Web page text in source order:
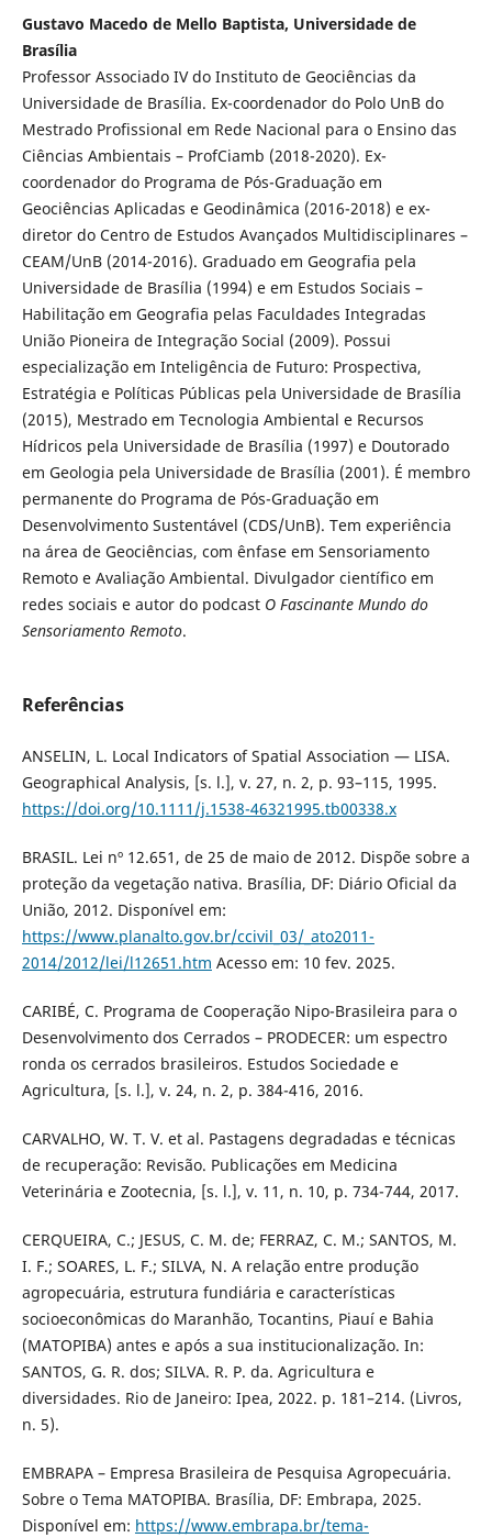
Gustavo Macedo de Mello Baptista, Universidade de
Brasília
Professor Associado IV do Instituto de Geociências da
Universidade de Brasília. Ex-coordenador do Polo UnB do
Mestrado Profissional em Rede Nacional para o Ensino das
Ciências Ambientais – ProfCiamb (2018-2020). Ex-
coordenador do Programa de Pós-Graduação em
Geociências Aplicadas e Geodinâmica (2016-2018) e ex-
diretor do Centro de Estudos Avançados Multidisciplinares –
CEAM/UnB (2014-2016). Graduado em Geografia pela
Universidade de Brasília (1994) e em Estudos Sociais –
Habilitação em Geografia pelas Faculdades Integradas
União Pioneira de Integração Social (2009). Possui
especialização em Inteligência de Futuro: Prospectiva,
Estratégia e Políticas Públicas pela Universidade de Brasília
(2015), Mestrado em Tecnologia Ambiental e Recursos
Hídricos pela Universidade de Brasília (1997) e Doutorado
em Geologia pela Universidade de Brasília (2001). É membro
permanente do Programa de Pós-Graduação em
Desenvolvimento Sustentável (CDS/UnB). Tem experiência
na área de Geociências, com ênfase em Sensoriamento
Remoto e Avaliação Ambiental. Divulgador científico em
redes sociais e autor do podcast O Fascinante Mundo do
Sensoriamento Remoto.
Referências
ANSELIN, L. Local Indicators of Spatial Association — LISA.
Geographical Analysis, [s. l.], v. 27, n. 2, p. 93–115, 1995.
https://doi.org/10.1111/j.1538-46321995.tb00338.x
BRASIL. Lei nº 12.651, de 25 de maio de 2012. Dispõe sobre a
proteção da vegetação nativa. Brasília, DF: Diário Oficial da
União, 2012. Disponível em:
https://www.planalto.gov.br/ccivil_03/_ato2011-
2014/2012/lei/l12651.htm Acesso em: 10 fev. 2025.
CARIBÉ, C. Programa de Cooperação Nipo-Brasileira para o
Desenvolvimento dos Cerrados – PRODECER: um espectro
ronda os cerrados brasileiros. Estudos Sociedade e
Agricultura, [s. l.], v. 24, n. 2, p. 384-416, 2016.
CARVALHO, W. T. V. et al. Pastagens degradadas e técnicas
de recuperação: Revisão. Publicações em Medicina
Veterinária e Zootecnia, [s. l.], v. 11, n. 10, p. 734-744, 2017.
CERQUEIRA, C.; JESUS, C. M. de; FERRAZ, C. M.; SANTOS, M.
I. F.; SOARES, L. F.; SILVA, N. A relação entre produção
agropecuária, estrutura fundiária e características
socioeconômicas do Maranhão, Tocantins, Piauí e Bahia
(MATOPIBA) antes e após a sua institucionalização. In:
SANTOS, G. R. dos; SILVA. R. P. da. Agricultura e
diversidades. Rio de Janeiro: Ipea, 2022. p. 181–214. (Livros,
n. 5).
EMBRAPA – Empresa Brasileira de Pesquisa Agropecuária.
Sobre o Tema MATOPIBA. Brasília, DF: Embrapa, 2025.
Disponível em: https://www.embrapa.br/tema-